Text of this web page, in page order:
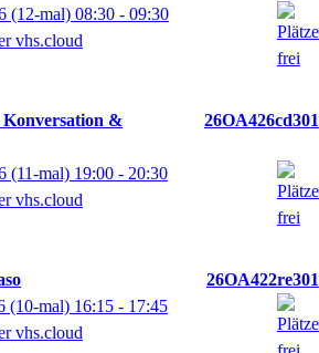
(12-mal) 08:30 - 09:30
vhs.cloud
&
26OA426cd301
(11-mal) 19:00 - 20:30
vhs.cloud
26OA422re301
(10-mal) 16:15 - 17:45
vhs.cloud